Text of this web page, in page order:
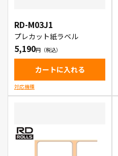
RD-M03J1
プレカット紙ラベル
5,190
カートに入れる
対応機種